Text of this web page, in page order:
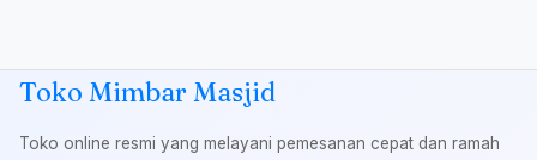
Toko Mimbar Masjid
Toko online resmi yang melayani pemesanan cepat dan ramah